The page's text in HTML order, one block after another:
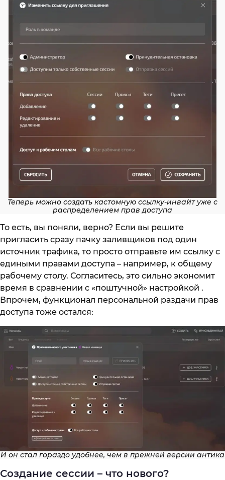
Теперь можно создать кастомную ссылку-инвайт уже с
распределением прав доступа
То есть, вы поняли, верно? Если вы решите
пригласить сразу пачку заливщиков под один
источник трафика, то просто отправьте им ссылку с
едиными правами доступа – например, к общему
рабочему столу. Согласитесь, это сильно экономит
время в сравнении с «поштучной» настройкой .
Впрочем, функционал персональной раздачи прав
доступа тоже остался:
И он стал гораздо удобнее, чем в прежней версии антика
Создание сессии – что нового?